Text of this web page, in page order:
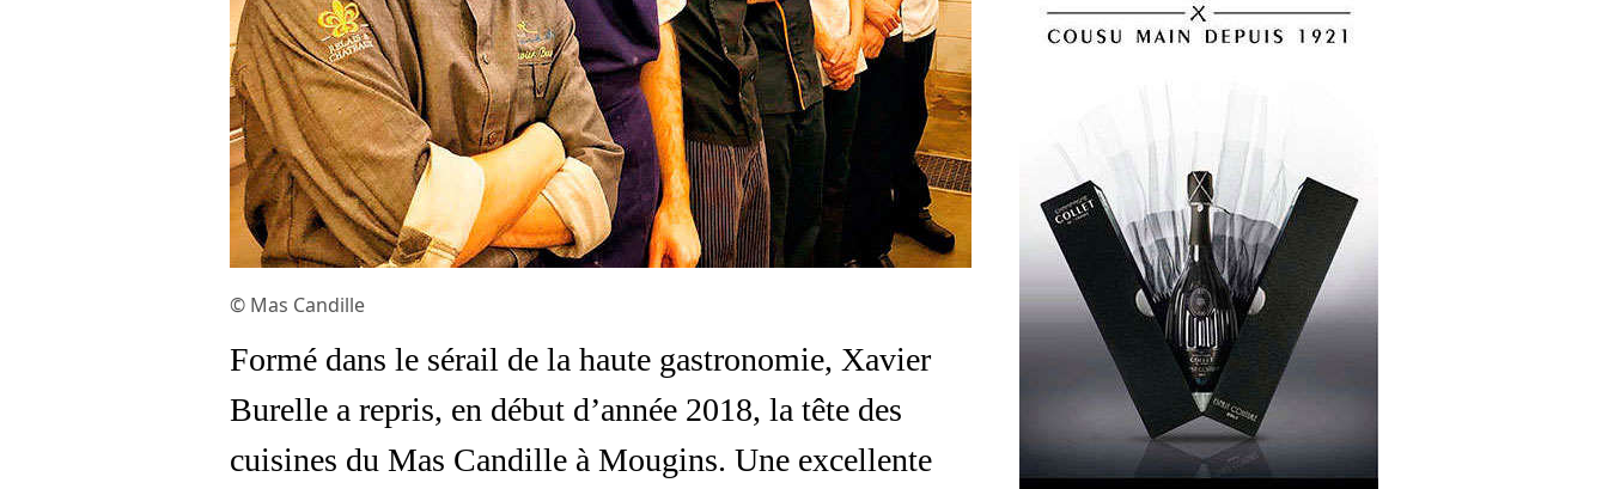
© Mas Candille
Formé dans le sérail de la haute gastronomie, Xavier
Burelle a repris, en début d’année 2018, la tête des
cuisines du Mas Candille à Mougins. Une excellente